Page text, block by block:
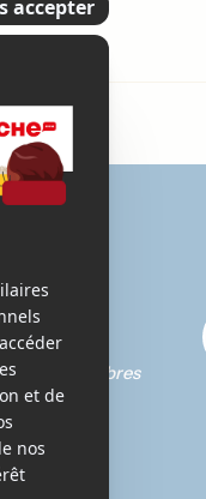
des membres